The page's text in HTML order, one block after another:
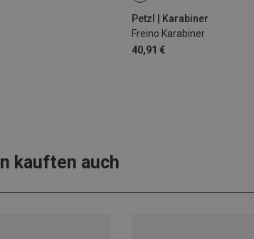
Petzl | Karabiner
Freino Karabiner
40,91 €
kauften auch